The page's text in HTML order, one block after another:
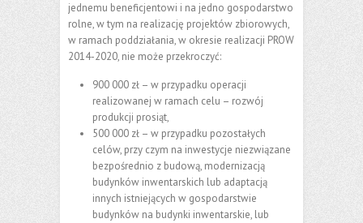
jednemu beneficjentowi i na jedno gospodarstwo
rolne, w tym na realizację projektów zbiorowych,
w ramach poddziałania, w okresie realizacji PROW
2014-2020, nie może przekroczyć:
900 000 zł – w przypadku operacji
realizowanej w ramach celu – rozwój
produkcji prosiąt,
500 000 zł – w przypadku pozostałych
celów, przy czym na inwestycje niezwiązane
bezpośrednio z budową, modernizacją
budynków inwentarskich lub adaptacją
innych istniejących w gospodarstwie
budynków na budynki inwentarskie, lub